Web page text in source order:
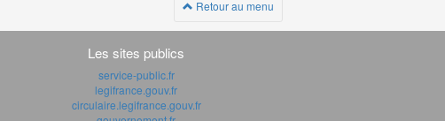
Retour au menu
Les sites publics
service-public.fr
legifrance.gouv.fr
circulaire.legifrance.gouv.fr